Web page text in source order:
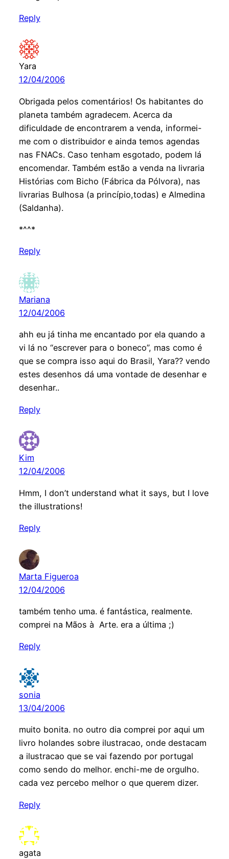
Reply
Yara
12/04/2006
Obrigada pelos comentários! Os habitantes do
planeta também agradecem. Acerca da
dificuldade de encontrarem a venda, informei-
me com o distribuidor e ainda temos agendas
nas FNACs. Caso tenham esgotado, podem lá
encomendar. Também estão a venda na livraria
Histórias com Bicho (Fábrica da Pólvora), nas
livrarias Bulhosa (a princípio,todas) e Almedina
(Saldanha).
*^^*
Reply
Mariana
12/04/2006
ahh eu já tinha me encantado por ela quando a
vi lá no “escrever para o boneco”, mas como é
que se compra isso aqui do Brasil, Yara?? vendo
estes desenhos dá uma vontade de desenhar e
desenhar..
Reply
Kim
12/04/2006
Hmm, I don’t understand what it says, but I love
the illustrations!
Reply
Marta Figueroa
12/04/2006
também tenho uma. é fantástica, realmente.
comprei na Mãos à Arte. era a última ;)
Reply
sonia
13/04/2006
muito bonita. no outro dia comprei por aqui um
livro holandes sobre ilustracao, onde destacam
a ilustracao que se vai fazendo por portugal
como sendo do melhor. enchi-me de orgulho.
cada vez percebo melhor o que querem dizer.
Reply
agata